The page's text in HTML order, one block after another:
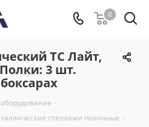
0
ТС Лайт,
3 шт.
-
стеллажи полочные -